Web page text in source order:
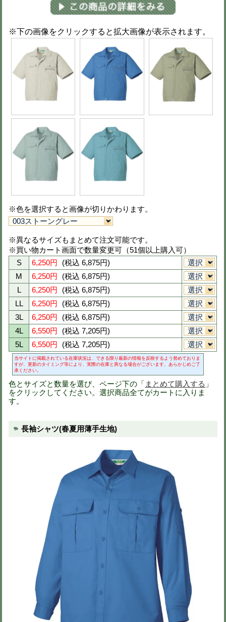
※色を選択すると画像が切りかわりま
※異なるサイズもまとめて注文可能で
※買い物カート画面で数量変更可（51
70 5,700円 (税込 6,270円)
76
5,700円 (税込 6,270円)
82
5,700円 (税込 6,270円)
85
5,700円 (税込 6,270円)
88
5,700円 (税込 6,270円)
91 5,700円 (税込 6,270円)
95 5,700円 (税込 6,270円)
100 5,700円 (税込 6,270円)
105 5,700円 (税込 6,270円)
110
当サイトに掲載されている在庫状況は、できる限り最新の情報
２点以上ご購入でお得割！50点以上